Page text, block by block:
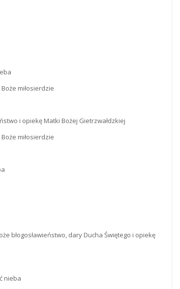
miłosierdzie
i opiekę Matki Bożej Gietrzwałdzkiej
miłosierdzie
błogosławieństwo, dary Ducha Świętego i opiekę
nieba